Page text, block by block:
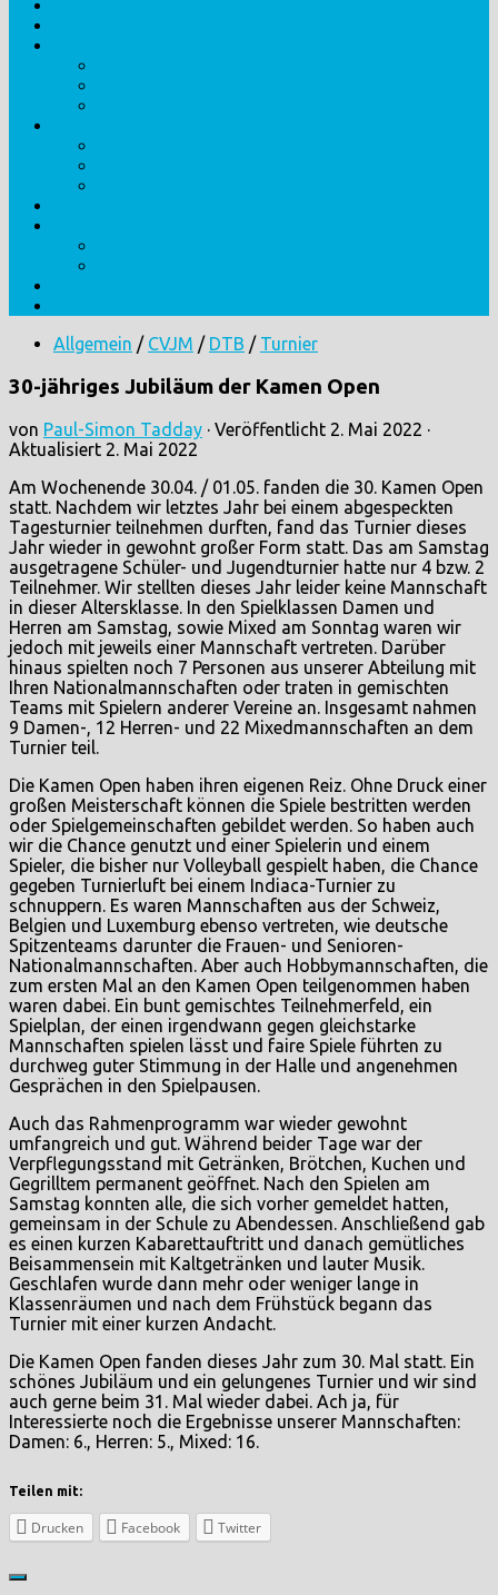
Allgemein / CVJM / DTB / Turnier
30-jähriges Jubiläum der Kamen Open
von Paul-Simon Tadday · Veröffentlicht 2. Mai 2022 ·
Aktualisiert 2. Mai 2022
Am Wochenende 30.04. / 01.05. fanden die 30. Kamen Open
statt. Nachdem wir letztes Jahr bei einem abgespeckten
Tagesturnier teilnehmen durften, fand das Turnier dieses
Jahr wieder in gewohnt großer Form statt. Das am Samstag
ausgetragene Schüler- und Jugendturnier hatte nur 4 bzw. 2
Teilnehmer. Wir stellten dieses Jahr leider keine Mannschaft
in dieser Altersklasse. In den Spielklassen Damen und
Herren am Samstag, sowie Mixed am Sonntag waren wir
jedoch mit jeweils einer Mannschaft vertreten. Darüber
hinaus spielten noch 7 Personen aus unserer Abteilung mit
Ihren Nationalmannschaften oder traten in gemischten
Teams mit Spielern anderer Vereine an. Insgesamt nahmen
9 Damen-, 12 Herren- und 22 Mixedmannschaften an dem
Turnier teil.
Die Kamen Open haben ihren eigenen Reiz. Ohne Druck einer
großen Meisterschaft können die Spiele bestritten werden
oder Spielgemeinschaften gebildet werden. So haben auch
wir die Chance genutzt und einer Spielerin und einem
Spieler, die bisher nur Volleyball gespielt haben, die Chance
gegeben Turnierluft bei einem Indiaca-Turnier zu
schnuppern. Es waren Mannschaften aus der Schweiz,
Belgien und Luxemburg ebenso vertreten, wie deutsche
Spitzenteams darunter die Frauen- und Senioren-
Nationalmannschaften. Aber auch Hobbymannschaften, die
zum ersten Mal an den Kamen Open teilgenommen haben
waren dabei. Ein bunt gemischtes Teilnehmerfeld, ein
Spielplan, der einen irgendwann gegen gleichstarke
Mannschaften spielen lässt und faire Spiele führten zu
durchweg guter Stimmung in der Halle und angenehmen
Gesprächen in den Spielpausen.
Auch das Rahmenprogramm war wieder gewohnt
umfangreich und gut. Während beider Tage war der
Verpflegungsstand mit Getränken, Brötchen, Kuchen und
Gegrilltem permanent geöffnet. Nach den Spielen am
Samstag konnten alle, die sich vorher gemeldet hatten,
gemeinsam in der Schule zu Abendessen. Anschließend gab
es einen kurzen Kabarettauftritt und danach gemütliches
Beisammensein mit Kaltgetränken und lauter Musik.
Geschlafen wurde dann mehr oder weniger lange in
Klassenräumen und nach dem Frühstück begann das
Turnier mit einer kurzen Andacht.
Die Kamen Open fanden dieses Jahr zum 30. Mal statt. Ein
schönes Jubiläum und ein gelungenes Turnier und wir sind
auch gerne beim 31. Mal wieder dabei. Ach ja, für
Interessierte noch die Ergebnisse unserer Mannschaften:
Damen: 6., Herren: 5., Mixed: 16.
Teilen mit:
Drucken Facebook Twitter